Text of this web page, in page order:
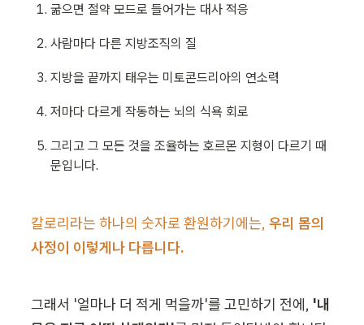
굶으면 절약 모드로 들어가는 대사 적응
사람마다 다른 지방조직의 질
지방을 끝까지 태우는 미토콘드리아의 연소력
저마다 다르게 작동하는 뇌의 식욕 회로
그리고 그 모든 것을 조율하는 호르몬 지형이 다르기 때
문입니다.
칼로리라는 하나의 숫자로 환원하기에는, 우리 몸의
사정이 이렇게나 다릅니다.
그래서 '얼마나 더 적게 먹을까'를 고민하기 전에, '내